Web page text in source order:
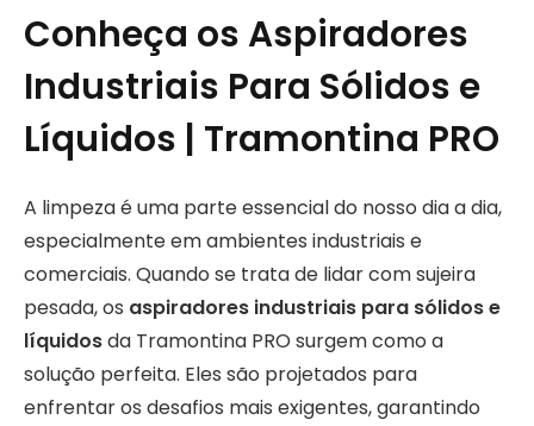
Conheça os Aspiradores
Industriais Para Sólidos e
Líquidos | Tramontina PRO
A limpeza é uma parte essencial do nosso dia a dia,
especialmente em ambientes industriais e
comerciais. Quando se trata de lidar com sujeira
pesada, os aspiradores industriais para sólidos e
líquidosda Tramontina PRO surgem como a
solução perfeita. Eles são projetados para
enfrentar os desafios mais exigentes, garantindo